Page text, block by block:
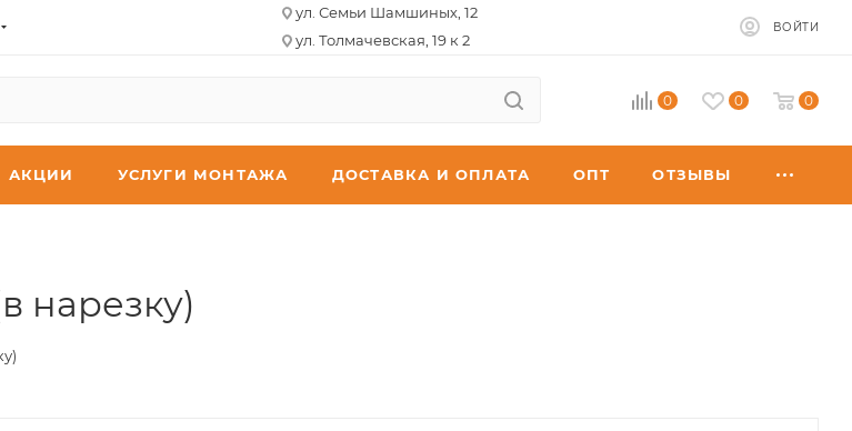
ул. Семьи Шамшиных, 12
ул. Толмачевская, 19 к 2
ВОЙТИ
0 0 0
АКЦИИ УСЛУГИ МОНТАЖА ДОСТАВКА И ОПЛАТА ОПТ ОТЗЫВЫ
нарезку)